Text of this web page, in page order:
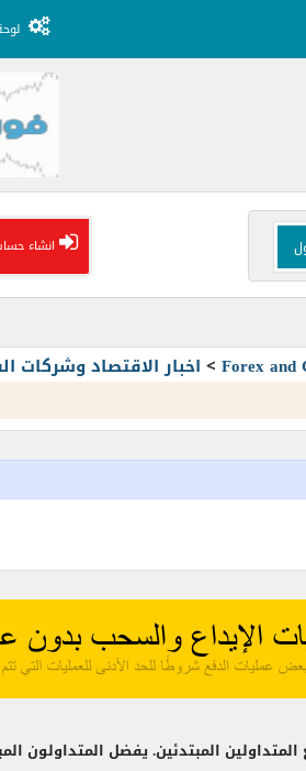
انشاء
> اخبار الاقتصاد وشركات
المبتدئين. يفضل المتداولون